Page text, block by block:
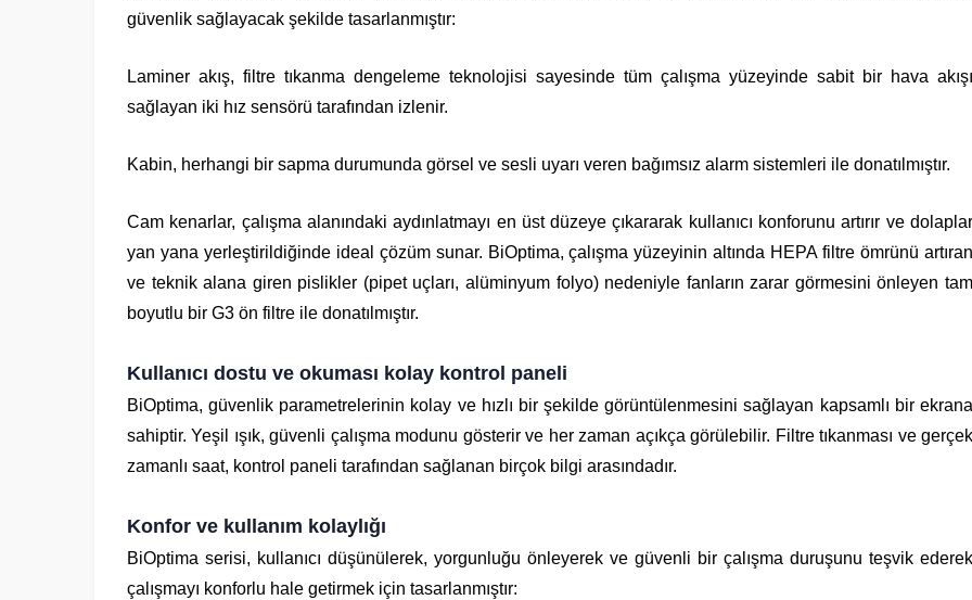
güvenlik sağlayacak şekilde tasarlanmıştır:
Laminer akış, filtre tıkanma dengeleme teknolojisi sayesinde tüm çalışma yüzeyinde sabit bir hava akışı
sağlayan iki hız sensörü tarafından izlenir.
Kabin, herhangi bir sapma durumunda görsel ve sesli uyarı veren bağımsız alarm sistemleri ile donatılmıştır.
Cam kenarlar, çalışma alanındaki aydınlatmayı en üst düzeye çıkararak kullanıcı konforunu artırır ve dolaplar
yan yana yerleştirildiğinde ideal çözüm sunar. BiOptima, çalışma yüzeyinin altında HEPA filtre ömrünü artıran
ve teknik alana giren pislikler (pipet uçları, alüminyum folyo) nedeniyle fanların zarar görmesini önleyen tam
boyutlu bir G3 ön filtre ile donatılmıştır.
Kullanıcı dostu ve okuması kolay kontrol paneli
BiOptima, güvenlik parametrelerinin kolay ve hızlı bir şekilde görüntülenmesini sağlayan kapsamlı bir ekrana
sahiptir. Yeşil ışık, güvenli çalışma modunu gösterir ve her zaman açıkça görülebilir. Filtre tıkanması ve gerçek
zamanlı saat, kontrol paneli tarafından sağlanan birçok bilgi arasındadır.
Konfor ve kullanım kolaylığı
BiOptima serisi, kullanıcı düşünülerek, yorgunluğu önleyerek ve güvenli bir çalışma duruşunu teşvik ederek
çalışmayı konforlu hale getirmek için tasarlanmıştır: